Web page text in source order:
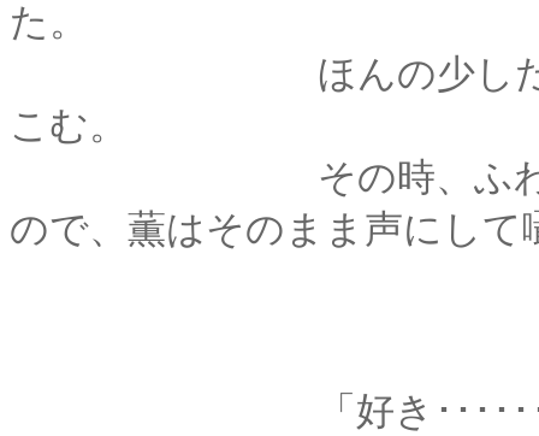
た。
ほんの少しだけ胸を
こむ。
その時、ふわりとひ
ので、薫はそのまま声にして
「好き･･････